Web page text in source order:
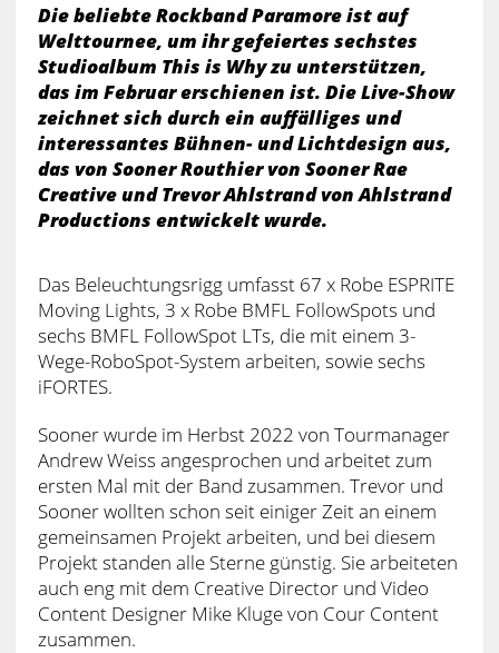
Die beliebte Rockband Paramore ist auf
Welttournee, um ihr gefeiertes sechstes
Studioalbum This is Why zu unterstützen,
das im Februar erschienen ist. Die Live-Show
zeichnet sich durch ein auffälliges und
interessantes Bühnen- und Lichtdesign aus,
das von Sooner Routhier von Sooner Rae
Creative und Trevor Ahlstrand von Ahlstrand
Productions entwickelt wurde.
Das Beleuchtungsrigg umfasst 67 x Robe ESPRITE
Moving Lights, 3 x Robe BMFL FollowSpots und
sechs BMFL FollowSpot LTs, die mit einem 3-
Wege-RoboSpot-System arbeiten, sowie sechs
iFORTES.
Sooner wurde im Herbst 2022 von Tourmanager
Andrew Weiss angesprochen und arbeitet zum
ersten Mal mit der Band zusammen. Trevor und
Sooner wollten schon seit einiger Zeit an einem
gemeinsamen Projekt arbeiten, und bei diesem
Projekt standen alle Sterne günstig. Sie arbeiteten
auch eng mit dem Creative Director und Video
Content Designer Mike Kluge von Cour Content
zusammen.